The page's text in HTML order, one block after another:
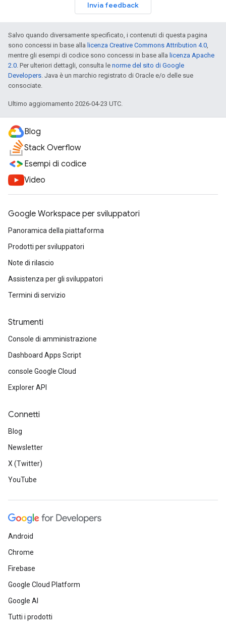
Invia feedback
Salvo quando diversamente specificato, i contenuti di questa pagina
sono concessi in base alla licenza Creative Commons Attribution 4.0,
mentre gli esempi di codice sono concessi in base alla licenza Apache
2.0. Per ulteriori dettagli, consulta le norme del sito di Google
Developers. Java è un marchio registrato di Oracle e/o delle sue
consociate.
Ultimo aggiornamento 2026-04-23 UTC.
Blog
Stack Overflow
Esempi di codice
Video
Google Workspace per sviluppatori
Panoramica della piattaforma
Prodotti per sviluppatori
Note di rilascio
Assistenza per gli sviluppatori
Termini di servizio
Strumenti
Console di amministrazione
Dashboard Apps Script
console Google Cloud
Explorer API
Connetti
Blog
Newsletter
X (Twitter)
YouTube
Android
Chrome
Firebase
Google Cloud Platform
Google AI
Tutti i prodotti